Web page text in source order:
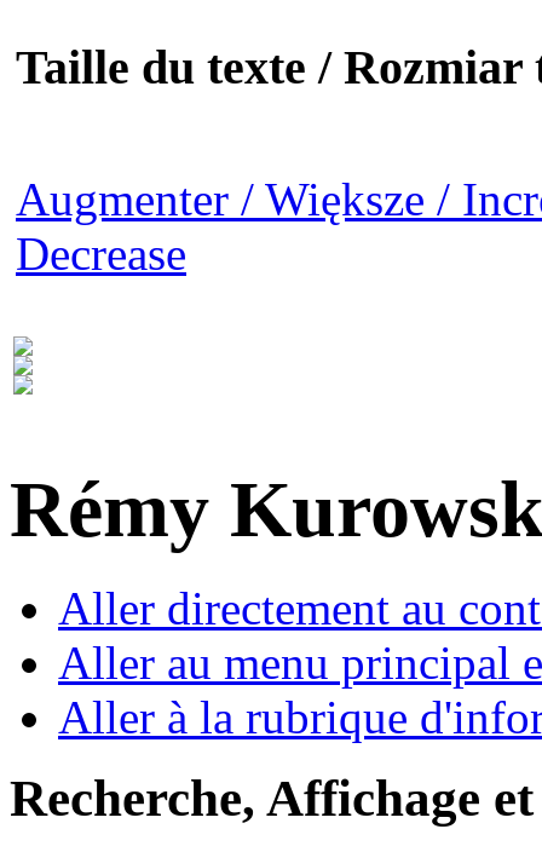
Taille du texte / Rozmiar
Augmenter / Większe /
Decrease
Rémy
Aller directement au
Aller au menu principal
Aller à la rubrique
Recherche, Affichage